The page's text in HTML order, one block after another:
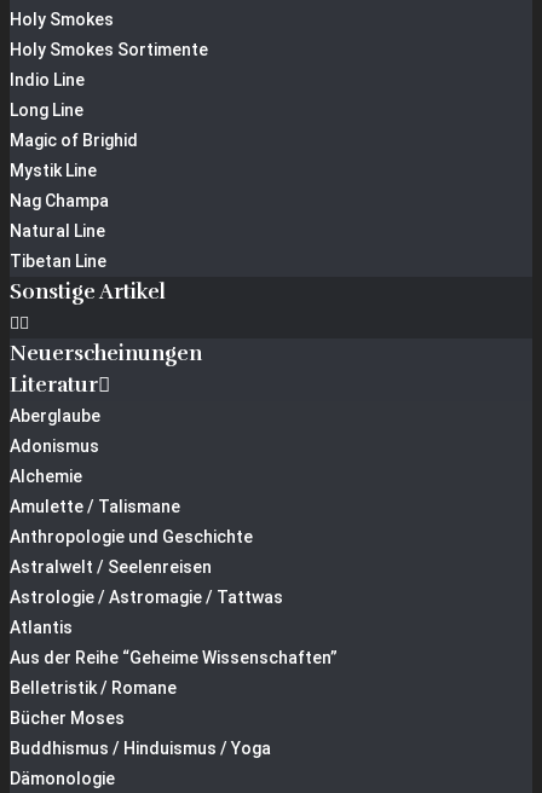
Holy Smokes
Holy Smokes Sortimente
Indio Line
Long Line
Magic of Brighid
Mystik Line
Nag Champa
Natural Line
Tibetan Line
Sonstige Artikel
Neuerscheinungen
Literatur
Aberglaube
Adonismus
Alchemie
Amulette / Talismane
Anthropologie und Geschichte
Astralwelt / Seelenreisen
Astrologie / Astromagie / Tattwas
Atlantis
Aus der Reihe “Geheime Wissenschaften”
Belletristik / Romane
Bücher Moses
Buddhismus / Hinduismus / Yoga
Dämonologie